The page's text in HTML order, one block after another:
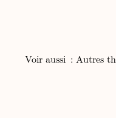
Voir aussi : Autres